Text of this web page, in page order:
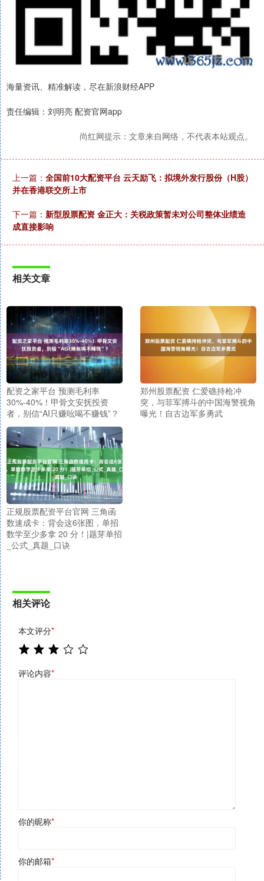
海量资讯、精准解读，尽在新浪财经APP
责任编辑：刘明亮 配资官网app
尚红网提示：文章来自网络，不代表本站观点。
上一篇： 全国前10大配资平台 云天励飞：拟境外发行股份（H股）
并在香港联交所上市
下一篇： 新型股票配资 金正大：关税政策暂未对公司整体业绩造
成直接影响
相关文章
配资之家平台 预测毛利率
30%-40%！甲骨文安抚投资
者，别信“AI只赚吆喝不赚钱”？
郑州股票配资 仁爱礁持枪冲
突，与菲军搏斗的中国海警视角
曝光！自古边军多勇武
正规股票配资平台官网 三角函
数速成卡：背会这6张图，单招
数学至少多拿 20 分！|题芽单招
_公式_真题_口诀
相关评论
本文评分*
评论内容*
你的昵称*
你的邮箱*